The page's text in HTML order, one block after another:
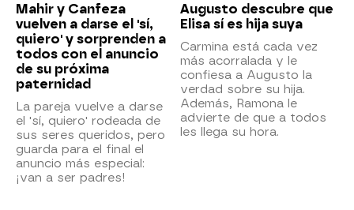
Mahir y Canfeza
vuelven a darse el 'sí,
quiero' y sorprenden a
todos con el anuncio
de su próxima
paternidad
La pareja vuelve a darse
el 'sí, quiero' rodeada de
sus seres queridos, pero
guarda para el final el
anuncio más especial:
¡van a ser padres!
Augusto descubre que
Elisa sí es hija suya
Carmina está cada vez
más acorralada y le
confiesa a Augusto la
verdad sobre su hija.
Además, Ramona le
advierte de que a todos
les llega su hora.